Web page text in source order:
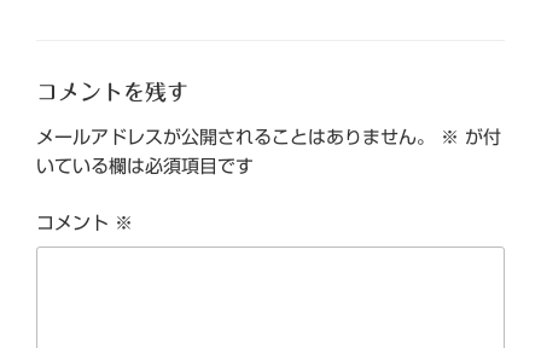
コメントを残す
メールアドレスが公開されることはありません。 ※ が付
いている欄は必須項目です
コメント ※